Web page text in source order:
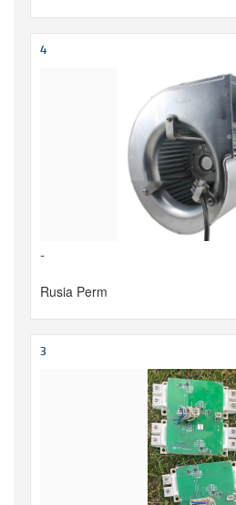
4
-
Rusia Perm
3